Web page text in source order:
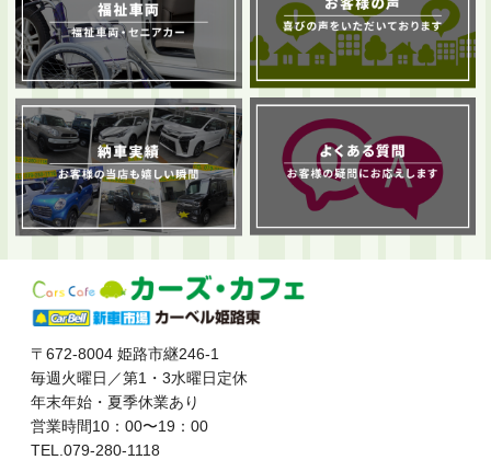
〒672-8004 姫路市継246-1
毎週火曜日／第1・3水曜日定休
年末年始・夏季休業あり
営業時間10：00〜19：00
TEL.079-280-1118